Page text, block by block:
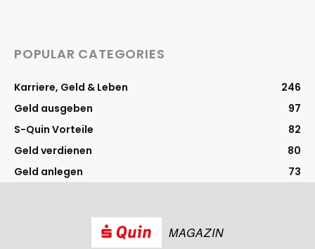
POPULAR CATEGORIES
Karriere, Geld & Leben
246
Geld ausgeben
97
S-Quin Vorteile
82
Geld verdienen
80
Geld anlegen
73
MAGAZIN